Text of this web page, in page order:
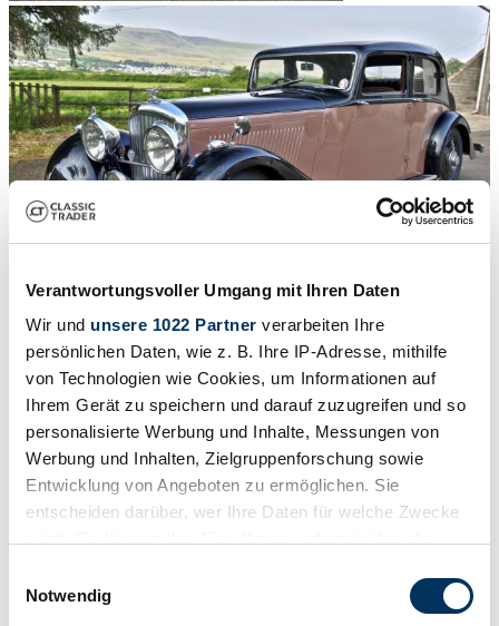
Verantwortungsvoller Umgang mit Ihren Daten
Wir und unsere 1022 Partner verarbeiten Ihre
persönlichen Daten, wie z. B. Ihre IP-Adresse, mithilfe
von Technologien wie Cookies, um Informationen auf
Ihrem Gerät zu speichern und darauf zuzugreifen und so
personalisierte Werbung und Inhalte, Messungen von
Werbung und Inhalten, Zielgruppenforschung sowie
Entwicklung von Angeboten zu ermöglichen. Sie
entscheiden darüber, wer Ihre Daten für welche Zwecke
Trigger Symbol ändern oder widerrufen
Notwendig
/ 50
1939 | Bentley 4 1/4 Litre
€ 55.967